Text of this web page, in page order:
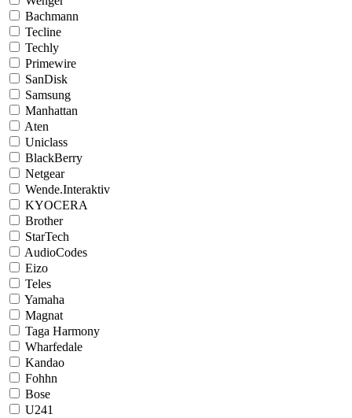
Bachmann
Tecline
Techly
Primewire
SanDisk
Samsung
Manhattan
Aten
Uniclass
BlackBerry
Netgear
Wende.Interaktiv
KYOCERA
Brother
StarTech
AudioCodes
Eizo
Teles
Yamaha
Magnat
Taga Harmony
Wharfedale
Kandao
Fohhn
Bose
U241